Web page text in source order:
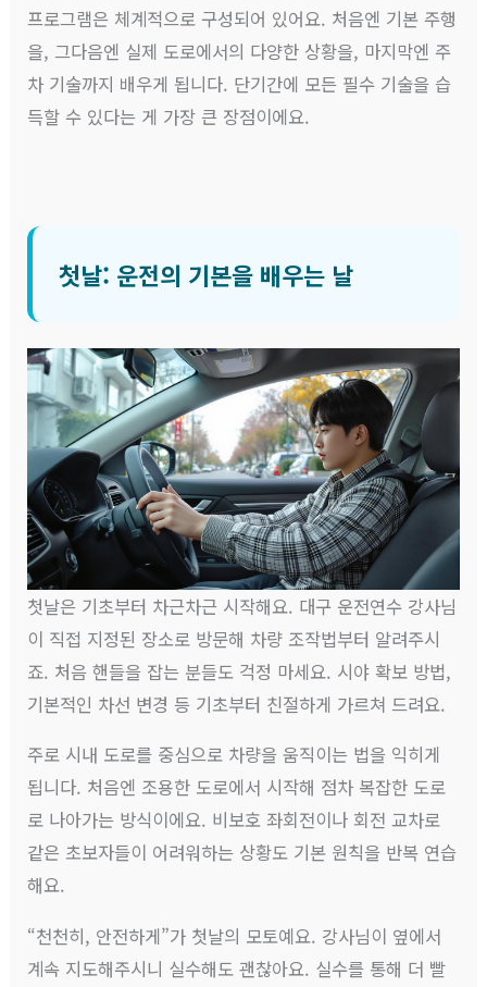
프로그램은 체계적으로 구성되어 있어요. 처음엔 기본 주행
을, 그다음엔 실제 도로에서의 다양한 상황을, 마지막엔 주
차 기술까지 배우게 됩니다. 단기간에 모든 필수 기술을 습
득할 수 있다는 게 가장 큰 장점이에요.
첫날: 운전의 기본을 배우는 날
첫날은 기초부터 차근차근 시작해요. 대구 운전연수 강사님
이 직접 지정된 장소로 방문해 차량 조작법부터 알려주시
죠. 처음 핸들을 잡는 분들도 걱정 마세요. 시야 확보 방법,
기본적인 차선 변경 등 기초부터 친절하게 가르쳐 드려요.
주로 시내 도로를 중심으로 차량을 움직이는 법을 익히게
됩니다. 처음엔 조용한 도로에서 시작해 점차 복잡한 도로
로 나아가는 방식이에요. 비보호 좌회전이나 회전 교차로
같은 초보자들이 어려워하는 상황도 기본 원칙을 반복 연습
해요.
“천천히, 안전하게”가 첫날의 모토예요. 강사님이 옆에서
계속 지도해주시니 실수해도 괜찮아요. 실수를 통해 더 빨